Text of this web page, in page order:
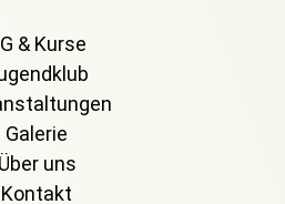
& Kurse
Galerie
Über uns
Kontakt